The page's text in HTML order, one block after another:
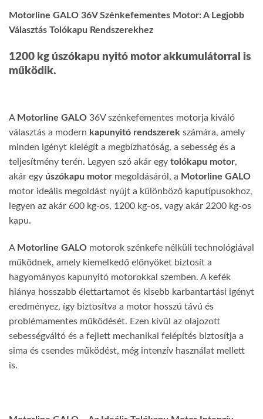
Motorline GALO 36V Szénkefementes Motor: A Legjobb
Választás Tolókapu Rendszerekhez
1200 kg úszókapu nyitó motor akkumulátorral is
működik.
A Motorline GALO 36V szénkefementes motorja kiváló
választás a modern kapunyitó rendszerek számára, amely
minden igényt kielégít a megbízhatóság, a sebesség és a
teljesítmény terén. Legyen szó akár egy tolókapu motor,
akár egy úszókapu motor megoldásáról, a Motorline GALO
motor ideális megoldást nyújt a különböző kaputípusokhoz,
legyen az akár 600 kg-os, 1200 kg-os, vagy akár 2200 kg-os
kapu.
A Motorline GALO motorok szénkefe nélküli technológiával
működnek, amely kiemelkedő előnyöket biztosít a
hagyományos kapunyitó motorokkal szemben. A kefék
hiánya hosszabb élettartamot és kisebb karbantartási igényt
eredményez, így biztosítva a motor hosszú távú és
problémamentes működését. Ezen kívül az olajozott
sebességváltó és a fejlett mechanikai felépítés biztosítja a
sima és csendes működést, még intenzív használat mellett
is.